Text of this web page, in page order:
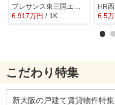
6.917万円 / 1K
HR
6.5万
こだわり特集
新大阪の戸建て賃貸物件特集